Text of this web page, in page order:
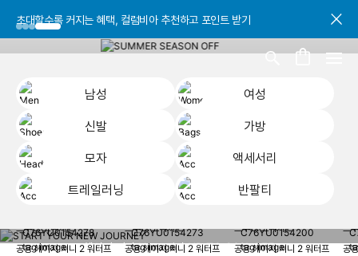
초대할수록 커지는 혜택, 컬럼비아 추천하고 포인트 받기
초대할수록 커지는 혜택, 컬럼비아 추천하고 포인트 받기
초대할수록 커지는 혜택, 컬럼비아 추천하고 포인트 받기
남성
여성
신발
가방
모자
액세서리
트레일러닝
반팔티
START YOUR
헤이지 져니 New 컬러 UP TO 20% OFF
공용 헤이지 져니 2 워터프
공용 헤이지 져니 2 워터프
공용 헤이지 져니 2 워터프
공